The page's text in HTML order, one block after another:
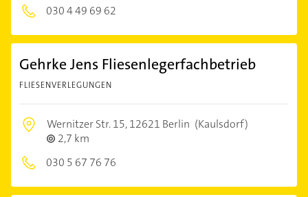
030 4 49 69 62
Gehrke Jens Fliesenlegerfachbetrieb
FLIESENVERLEGUNGEN
Wernitzer Str. 15,12621 Berlin (Kaulsdorf)
2,7 km
030 5 67 76 76